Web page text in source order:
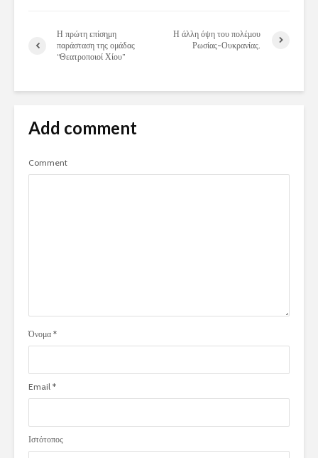
Η πρώτη επίσημη
παράσταση της ομάδας
“Θεατροποιοί Χίου”
Η άλλη όψη του πολέμου
Ρωσίας-Ουκρανίας.
Add comment
Comment
Όνομα *
Email *
Ιστότοπος